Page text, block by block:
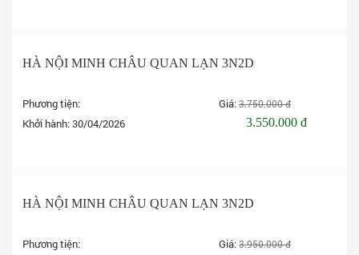
HÀ NỘI MINH CHÂU QUAN LẠN 3N2D
Phương tiện:
Khởi hành:30/04/2026
Giá:3.750.000 đ
3.550.000 đ
HÀ NỘI MINH CHÂU QUAN LẠN 3N2D
Phương tiện:
Giá:3.950.000 đ